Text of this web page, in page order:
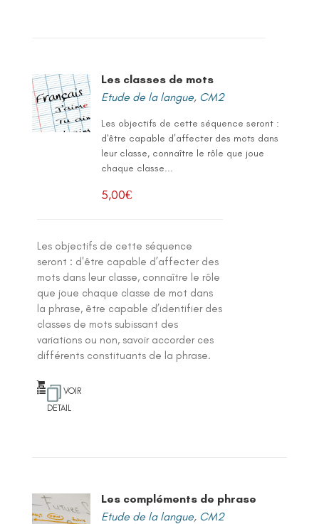
Les classes de mots
Etude de la langue, CM2
Les objectifs de cette séquence seront :
d'être capable d’affecter des mots dans
leur classe, connaître le rôle que joue
chaque classe...
5,00€
Les objectifs de cette séquence
seront : d'être capable d’affecter des
mots dans leur classe, connaître le rôle
que joue chaque classe de mot dans
la phrase, être capable d’identifier des
classes de mots subissant des
variations ou non, savoir accorder ces
différents constituants de la phrase.
VOIR
DETAIL
Les compléments de phrase
Etude de la langue, CM2